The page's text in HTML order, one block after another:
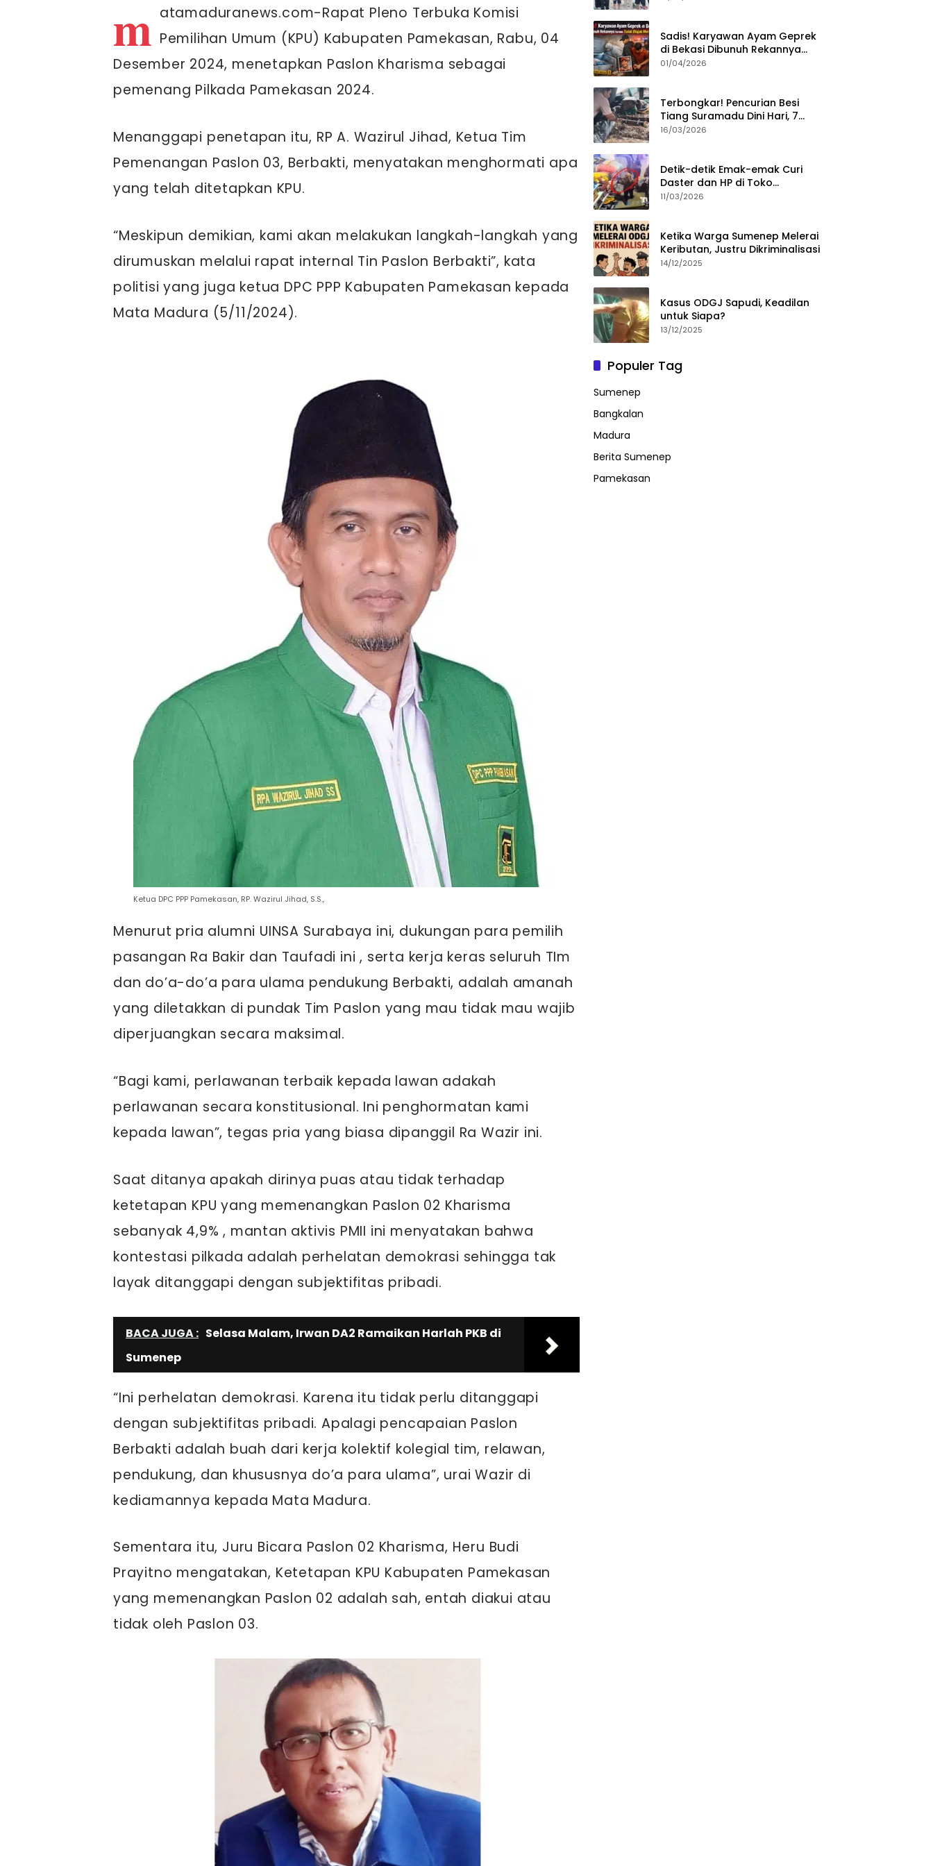
m atamaduranews.com-Rapat Pleno Terbuka Komisi
Pemilihan Umum (KPU) Kabupaten Pamekasan, Rabu, 04
Desember 2024, menetapkan Paslon Kharisma sebagai
pemenang Pilkada Pamekasan 2024.
Menanggapi penetapan itu, RP A. Wazirul Jihad, Ketua Tim
Pemenangan Paslon 03, Berbakti, menyatakan menghormati apa
yang telah ditetapkan KPU.
“Meskipun demikian, kami akan melakukan langkah-langkah yang
dirumuskan melalui rapat internal Tin Paslon Berbakti”, kata
politisi yang juga ketua DPC PPP Kabupaten Pamekasan kepada
Mata Madura (5/11/2024).
Ketua DPC PPP Pamekasan, RP. Wazirul Jihad, S.S.,
Menurut pria alumni UINSA Surabaya ini, dukungan para pemilih
pasangan Ra Bakir dan Taufadi ini , serta kerja keras seluruh TIm
dan do’a-do’a para ulama pendukung Berbakti, adalah amanah
yang diletakkan di pundak Tim Paslon yang mau tidak mau wajib
diperjuangkan secara maksimal.
“Bagi kami, perlawanan terbaik kepada lawan adakah
perlawanan secara konstitusional. Ini penghormatan kami
kepada lawan”, tegas pria yang biasa dipanggil Ra Wazir ini.
Saat ditanya apakah dirinya puas atau tidak terhadap
ketetapan KPU yang memenangkan Paslon 02 Kharisma
sebanyak 4,9% , mantan aktivis PMII ini menyatakan bahwa
kontestasi pilkada adalah perhelatan demokrasi sehingga tak
layak ditanggapi dengan subjektifitas pribadi.
BACA JUGA : Selasa Malam, Irwan DA2 Ramaikan Harlah PKB di
Sumenep
“Ini perhelatan demokrasi. Karena itu tidak perlu ditanggapi
dengan subjektifitas pribadi. Apalagi pencapaian Paslon
Berbakti adalah buah dari kerja kolektif kolegial tim, relawan,
pendukung, dan khususnya do’a para ulama”, urai Wazir di
kediamannya kepada Mata Madura.
Sementara itu, Juru Bicara Paslon 02 Kharisma, Heru Budi
Prayitno mengatakan, Ketetapan KPU Kabupaten Pamekasan
yang memenangkan Paslon 02 adalah sah, entah diakui atau
tidak oleh Paslon 03.
Sadis! Karyawan Ayam Geprek
di Bekasi Dibunuh Rekannya
karena Tolak Diajak Merampok
01/04/2026
Terbongkar! Pencurian Besi
Tiang Suramadu Dini Hari, 7
ABK Ditangkap Polisi
16/03/2026
Detik-detik Emak-emak Curi
Daster dan HP di Toko
Sumenep, Aksi Terekam CCTV
11/03/2026
Ketika Warga Sumenep Melerai
Keributan, Justru Dikriminalisasi
14/12/2025
Kasus ODGJ Sapudi, Keadilan
untuk Siapa?
13/12/2025
Populer Tag
Sumenep
Bangkalan
Madura
Berita Sumenep
Pamekasan